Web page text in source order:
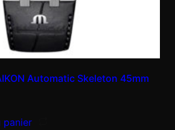
Automatic Skeleton 45mm
panier